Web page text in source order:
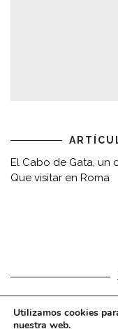
El Cabo de Gata, un
Que visitar en Roma
Aviso legal
Utilizamos cookies
nuestra web.